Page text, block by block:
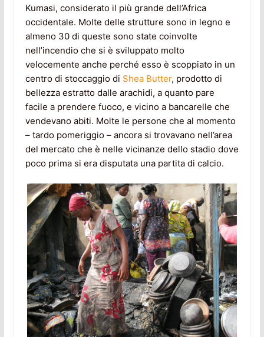
Kumasi, considerato il più grande dell’Africa
occidentale. Molte delle strutture sono in legno e
almeno 30 di queste sono state coinvolte
nell’incendio che si è sviluppato molto
velocemente anche perché esso è scoppiato in un
centro di stoccaggio di Shea Butter, prodotto di
bellezza estratto dalle arachidi, a quanto pare
facile a prendere fuoco, e vicino a bancarelle che
vendevano abiti. Molte le persone che al momento
– tardo pomeriggio – ancora si trovavano nell’area
del mercato che è nelle vicinanze dello stadio dove
poco prima si era disputata una partita di calcio.